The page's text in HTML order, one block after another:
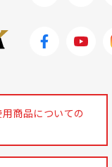
商品についての